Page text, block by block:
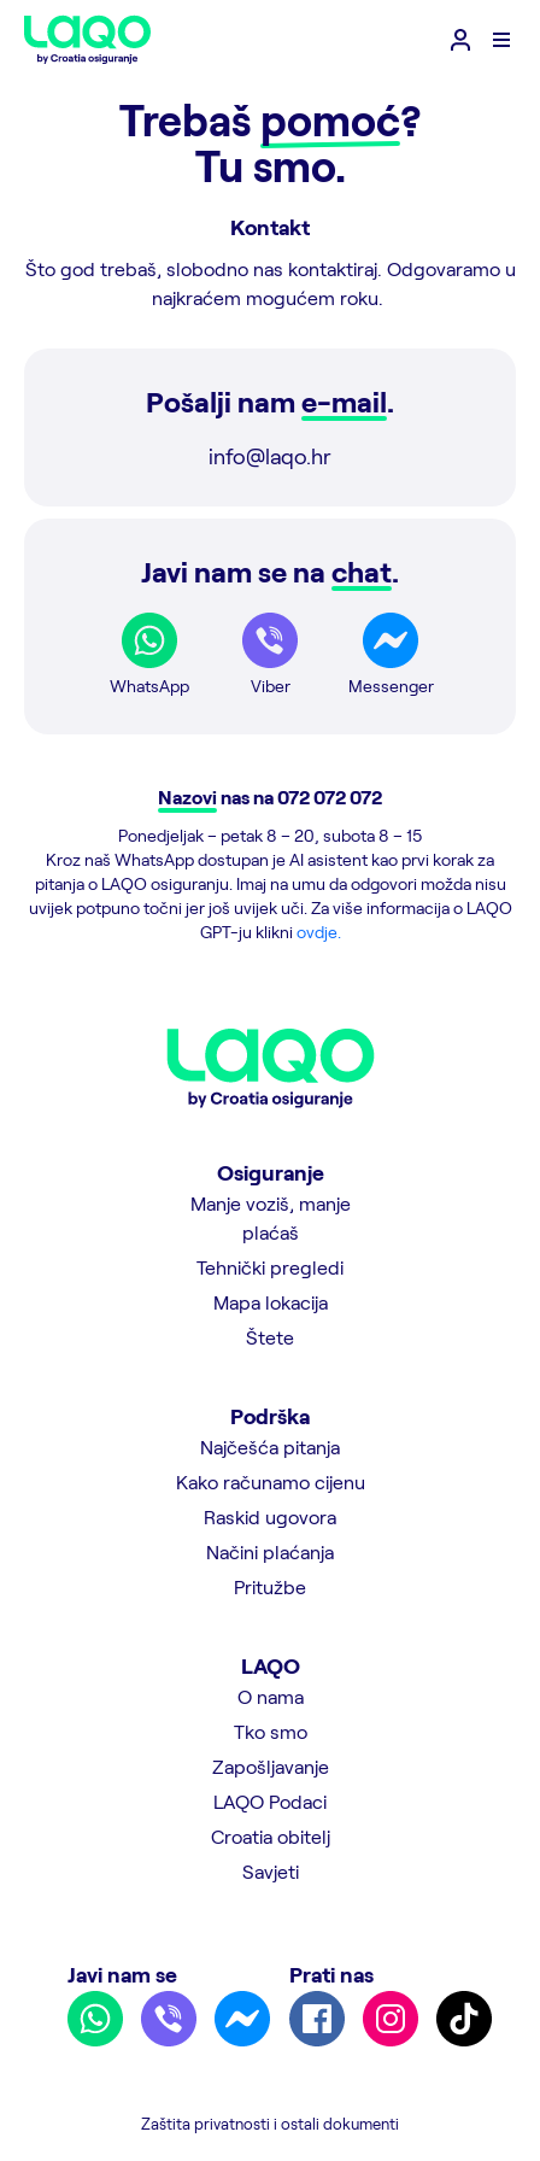
Trebaš pomoć?
Tu smo.
Kontakt
Što god trebaš, slobodno nas kontaktiraj. Odgovaramo u
najkraćem mogućem roku.
Pošalji nam e-mail.
info@laqo.hr
Javi nam se na chat.
WhatsApp Viber Messenger
Nazovinas na072 072 072
Ponedjeljak – petak 8 – 20, subota 8 – 15
Kroz naš WhatsApp dostupan je AI asistent kao prvi korak za
pitanja o LAQO osiguranju. Imaj na umu da odgovori možda nisu
uvijek potpuno točni jer još uvijek uči. Za više informacija o LAQO
GPT-ju klikniovdje.
Osiguranje
Manje voziš, manje
plaćaš
Tehnički pregledi
Mapa lokacija
Štete
Podrška
Najčešća pitanja
Kako računamo cijenu
Raskid ugovora
Načini plaćanja
Pritužbe
LAQO
O nama
Tko smo
Zapošljavanje
LAQO Podaci
Croatia obitelj
Savjeti
Javi nam se Prati nas
Zaštita privatnosti i ostali dokumenti